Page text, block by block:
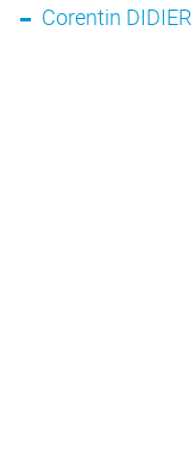
Corentin DIDIER